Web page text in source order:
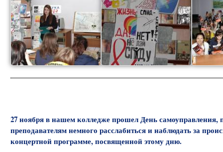
27 ноября в нашем колледже прошел День самоуправления,
преподавателям немного расслабиться и наблюдать за
концертной программе, посвященной этому дню.